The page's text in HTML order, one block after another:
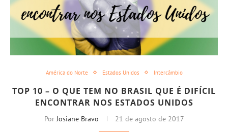
América do Norte Estados Unidos Intercâmbio
TOP 10 – O QUE TEM NO BRASIL QUE É DIFÍCIL
ENCONTRAR NOS ESTADOS UNIDOS
Por Josiane Bravo 21 de agosto de 2017